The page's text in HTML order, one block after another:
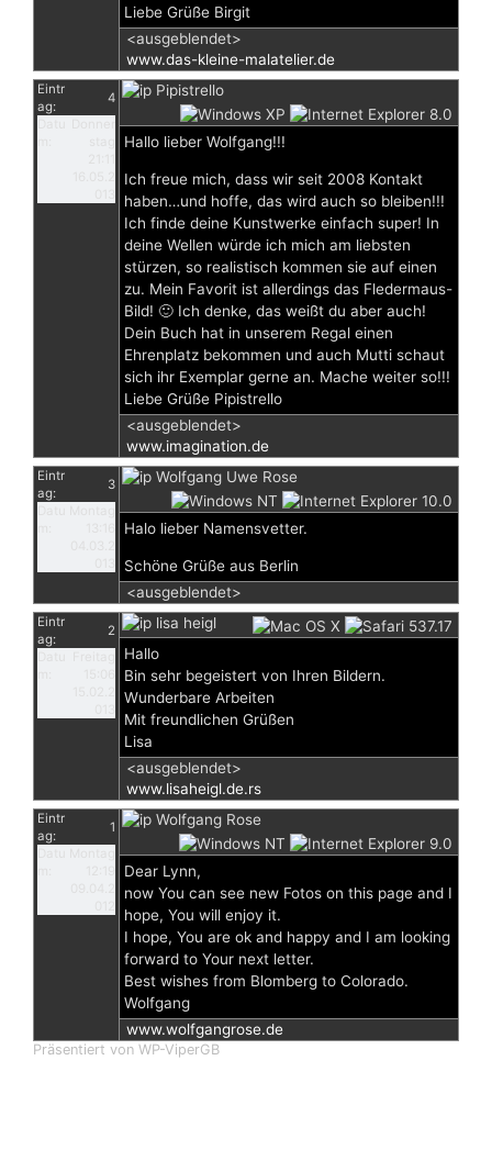
Liebe Grüße Birgit
<ausgeblendet>
www.das-kleine-malatelier.de
Eintr
ag:
4
Pipistrello
Hallo lieber Wolfgang!!!
Ich freue mich, dass wir seit 2008 Kontakt
haben…und hoffe, das wird auch so bleiben!!!
Ich finde deine Kunstwerke einfach super! In
deine Wellen würde ich mich am liebsten
stürzen, so realistisch kommen sie auf einen
zu. Mein Favorit ist allerdings das Fledermaus-
Bild! 🙂 Ich denke, das weißt du aber auch!
Dein Buch hat in unserem Regal einen
Ehrenplatz bekommen und auch Mutti schaut
sich ihr Exemplar gerne an. Mache weiter so!!!
Liebe Grüße Pipistrello
<ausgeblendet>
www.imagination.de
Eintr
ag:
3
Wolfgang Uwe Rose
Halo lieber Namensvetter.
Schöne Grüße aus Berlin
<ausgeblendet>
Eintr
ag:
2
lisa heigl
Hallo
Bin sehr begeistert von Ihren Bildern.
Wunderbare Arbeiten
Mit freundlichen Grüßen
Lisa
<ausgeblendet>
www.lisaheigl.de.rs
Eintr
ag:
1
Wolfgang Rose
Dear Lynn,
now You can see new Fotos on this page and I
hope, You will enjoy it.
I hope, You are ok and happy and I am looking
forward to Your next letter.
Best wishes from Blomberg to Colorado.
Wolfgang
www.wolfgangrose.de
Präsentiert von WP-ViperGB